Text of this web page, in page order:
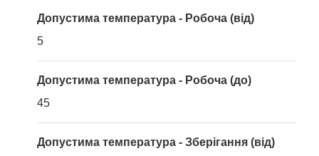
Допустима температура - Робоча (від)
5
Допустима температура - Робоча (до)
45
Допустима температура - Зберігання (від)